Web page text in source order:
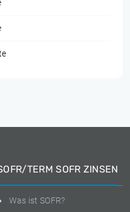
TERM SOFR ZINSEN
Was ist SOFR?